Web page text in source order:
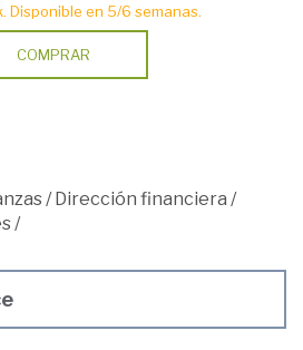
Disponible en 5/6 semanas.
COMPRAR
/Dirección financiera /
/